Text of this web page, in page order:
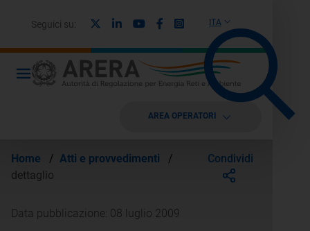
ITA
Seguici su: LinkedinYoutubeFacebook
Instagram
AREA OPERATORI
Home / Atti e provvedimenti
/
dettaglio
Condividi
Data pubblicazione: 08 luglio 2009